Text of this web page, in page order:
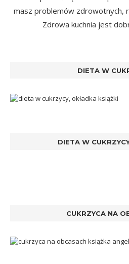
masz problemów zdrowotnych,
Zdrowa kuchnia jest
DIETA W
DIETA W
CUKRZYCA NA